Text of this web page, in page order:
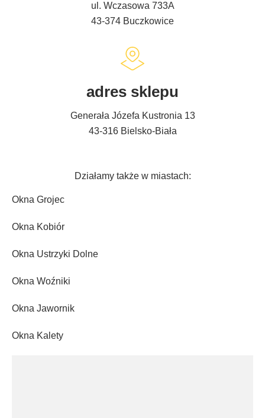
ul. Wczasowa 733A
43-374 Buczkowice
adres sklepu
Generała Józefa Kustronia 13
43-316 Bielsko-Biała
Działamy także w miastach:
Okna Grojec
Okna Kobiór
Okna Ustrzyki Dolne
Okna Woźniki
Okna Jawornik
Okna Kalety